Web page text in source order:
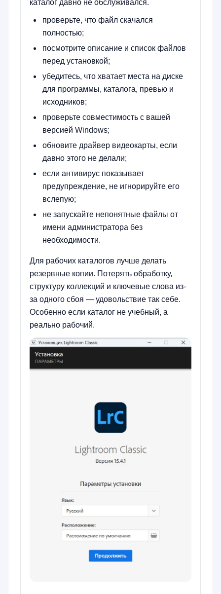
каталог давно не обслуживался.
проверьте, что файл скачался
полностью;
посмотрите описание и список файлов
перед установкой;
убедитесь, что хватает места на диске
для программы, каталога, превью и
исходников;
проверьте совместимость с вашей
версией Windows;
обновите драйвер видеокарты, если
давно этого не делали;
если антивирус показывает
предупреждение, не игнорируйте его
вслепую;
не запускайте непонятные файлы от
имени администратора без
необходимости.
Для рабочих каталогов лучше делать
резервные копии. Потерять обработку,
структуру коллекций и ключевые слова из-
за одного сбоя — удовольствие так себе.
Особенно если каталог не учебный, а
реально рабочий.